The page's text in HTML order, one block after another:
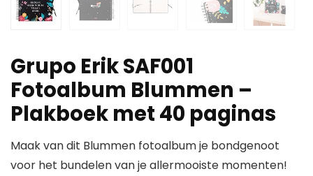
Grupo Erik SAF001
Fotoalbum Blummen –
Plakboek met 40 paginas
Maak van dit Blummen fotoalbum je bondgenoot
voor het bundelen van je allermooiste momenten!